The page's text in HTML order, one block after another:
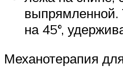
выпрямленной.
на 45°,
Механотерапия